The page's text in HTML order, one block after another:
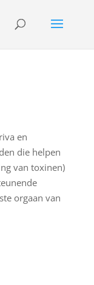
en
die helpen
van toxinen)
orgaan van